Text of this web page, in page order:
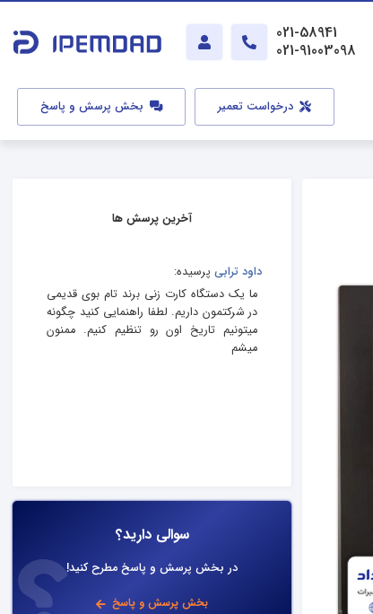
021-58941
021-91003098
درخواست تعمیر بخش پرسش و پاسخ
آخرین پرسش ها
داود ترابی پرسیده:
ما یک دستگاه کارت زنی برند تام بوی قدیمی
در شرکتمون داریم. لطفا راهنمایی کنید چگونه
میتونیم تاریخ اون رو تنظیم کنیم. ممنون
میشم
سوالی دارید؟
در بخش پرسش و پاسخ مطرح کنید!
بخش پرسش و پاسخ